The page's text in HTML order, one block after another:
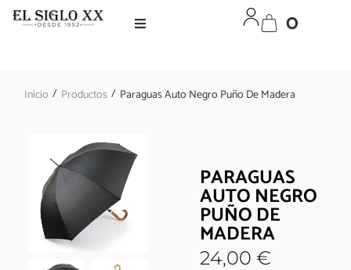
0
Inicio / Productos / Paraguas Auto Negro Puño De Madera
PARAGUAS
AUTO NEGRO
PUÑO DE
MADERA
24,00€